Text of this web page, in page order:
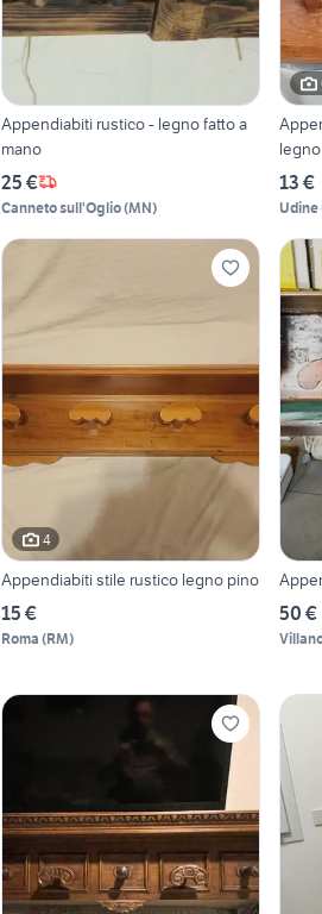
Appendiabiti rustico - legno fatto a
mano
25 €
Canneto sull'Oglio(MN)
legno
13 €
Udine
4
Appendiabiti stile rustico legno pino
15 €
Roma (RM)
50 €